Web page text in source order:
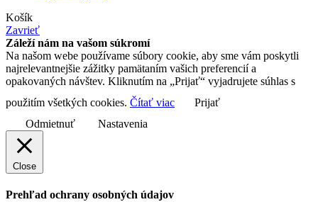
Košík
Zavrieť
Záleží nám na vašom súkromí
Na našom webe používame súbory cookie, aby sme vám poskytli
najrelevantnejšie zážitky pamätaním vašich preferencií a
opakovaných návštev. Kliknutím na „Prijať“ vyjadrujete súhlas s
použitím všetkých cookies. Čítať viac
Prijať
Odmietnuť
Nastavenia
Close
Prehľad ochrany osobných údajov